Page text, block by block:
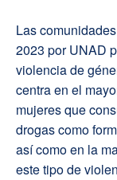
Las
2023 por UNAD
violencia de
centra en el
mujeres que
drogas como
así como en la
este tipo de